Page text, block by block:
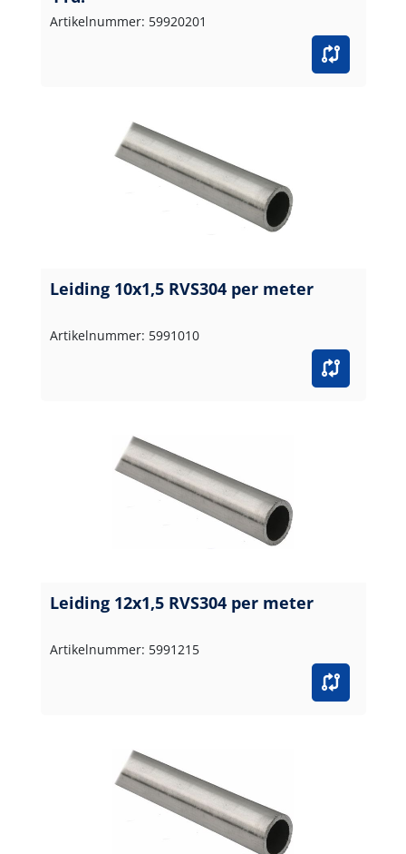
Artikelnummer: 59920201
Leiding 10x1,5 RVS304 per meter
Artikelnummer: 5991010
Leiding 12x1,5 RVS304 per meter
Artikelnummer: 5991215